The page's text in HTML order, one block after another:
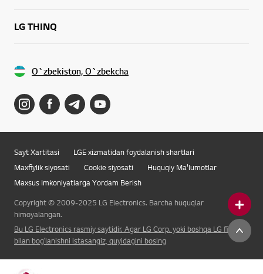
LG THINQ
O`zbekiston, O`zbekcha
Sayt Xartitasi
LGE xizmatidan foydalanish shartlari
Maxfiylik siyosati
Cookie siyosati
Huquqiy Ma'lumotlar
Maxsus Imkoniyatlarga Yordam Berish
Copyright © 2009-2025 LG Electronics. Barcha huquqlar
himoyalangan.
Bu LG Electronics rasmiy saytidir. Agar LG Corp. yoki boshqa LG filiali
bilan bogʻlanishni istasangiz, quyidagini bosing